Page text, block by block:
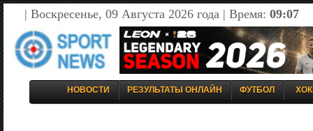
| Воскресенье, 09 Августа 2026 года | Время: 09:07
НОВОСТИ РЕЗУЛЬТАТЫ ОНЛАЙН ФУТБОЛ